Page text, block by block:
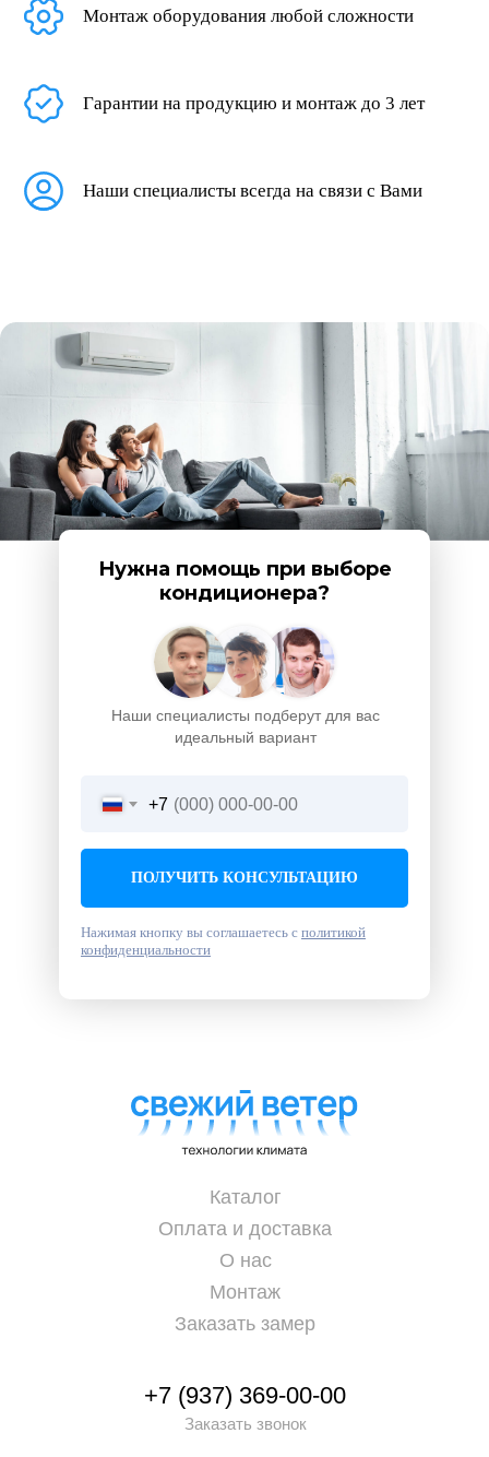
Монтаж оборудования любой сложности
Гарантии на продукцию и монтаж до 3 лет
Наши специалисты всегда на связи с Вами
Наши специалисты подберут для вас
идеальный вариант
Нужна помощь при выборе
кондиционера?
+7
ПОЛУЧИТЬ КОНСУЛЬТАЦИЮ
Нажимая кнопку вы соглашаетесь с политикой
конфиденциальности
+7 (937) 369-00-00
Заказать звонок
Каталог
Оплата и доставка
О нас
Монтаж
Заказать замер